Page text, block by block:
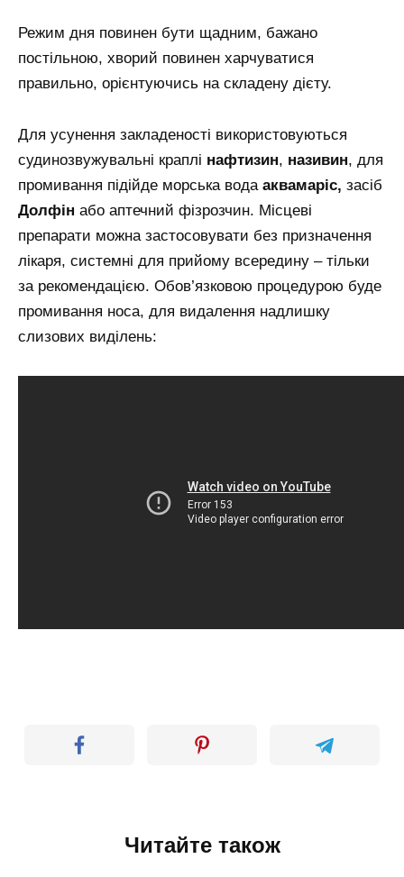
Режим дня повинен бути щадним, бажано
постільною, хворий повинен харчуватися
правильно, орієнтуючись на складену дієту.
Для усунення закладеності використовуються
судинозвужувальні краплі нафтизин, називин, для
промивання підійде морська вода аквамаріс, засіб
Долфін або аптечний фізрозчин. Місцеві
препарати можна застосовувати без призначення
лікаря, системні для прийому всередину – тільки
за рекомендацією. Обов’язковою процедурою буде
промивання носа, для видалення надлишку
слизових виділень:
Читайте також